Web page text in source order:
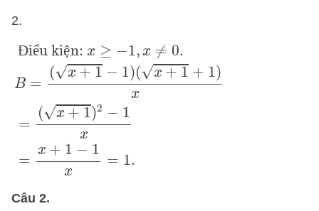
2.
Điểu kiện: x ≥ −1, x ≠ 0.
B =
(√x + 1 − 1)(√x + 1 + 1)
x
=
(√x + 1)2 − 1
x
=
x + 1 − 1
x
= 1.
Điểu kiện: ≥− x B =(
Câu 2.